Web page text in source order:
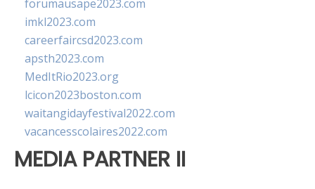
forumausape2023.com
imkl2023.com
careerfaircsd2023.com
apsth2023.com
MedItRio2023.org
lcicon2023boston.com
waitangidayfestival2022.com
vacancesscolaires2022.com
MEDIA PARTNER II